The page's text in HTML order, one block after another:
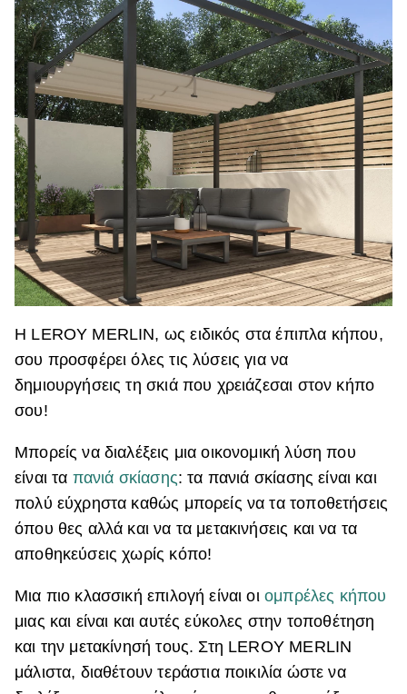
Η LEROY MERLIN, ως ειδικός στα έπιπλα κήπου,
σου προσφέρει όλες τις λύσεις για να
δημιουργήσεις τη σκιά που χρειάζεσαι στον κήπο
σου!
Μπορείς να διαλέξεις μια οικονομική λύση που
είναι τα πανιά σκίασης: τα πανιά σκίασης είναι και
πολύ εύχρηστα καθώς μπορείς να τα τοποθετήσεις
όπου θες αλλά και να τα μετακινήσεις και να τα
αποθηκεύσεις χωρίς κόπο!
Μια πιο κλασσική επιλογή είναι οι ομπρέλες κήπου
μιας και είναι και αυτές εύκολες στην τοποθέτηση
και την μετακίνησή τους. Στη LEROY MERLIN
μάλιστα, διαθέτουν τεράστια ποικιλία ώστε να